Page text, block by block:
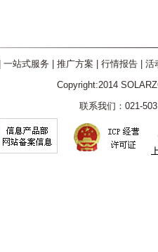
一站式服务 推广方案 行情报告| 活
Copyright:2014
联系我们：021-